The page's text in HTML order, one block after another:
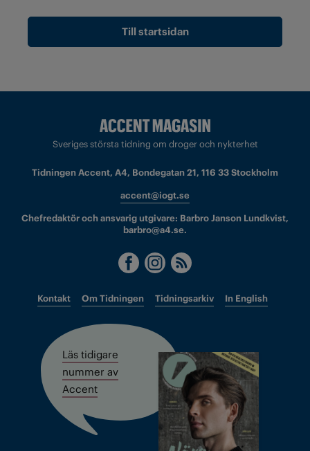
Till startsidan
Sveriges största tidning om droger och nykterhet
Tidningen Accent, A4, Bondegatan 21, 116 33 Stockholm
accent@iogt.se
Chefredaktör och ansvarig utgivare: Barbro Janson Lundkvist,
barbro@a4.se.
Kontakt Om Tidningen Tidningsarkiv In English
Läs tidigare
nummer av
Accent